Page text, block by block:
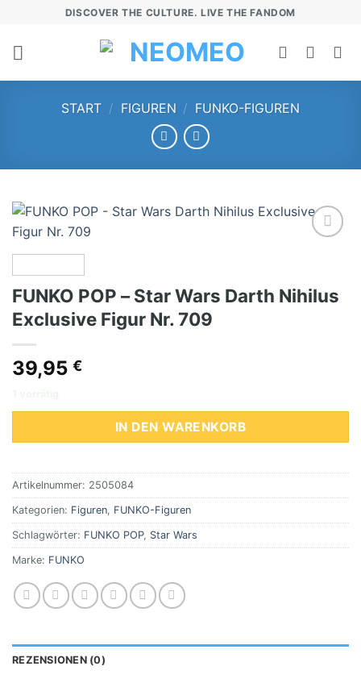
springen
DISCOVER THE CULTURE. LIVE THE FANDOM
START / FIGUREN / FUNKO-FIGUREN
FUNKO POP – Star Wars Darth Nihilus
Exclusive Figur Nr. 709
39,95 €
IN DEN WARENKORB
Artikelnummer: 2505084
Kategorien: Figuren, FUNKO-Figuren
Schlagwörter: FUNKO POP, Star Wars
Marke: FUNKO
REZENSIONEN (0)